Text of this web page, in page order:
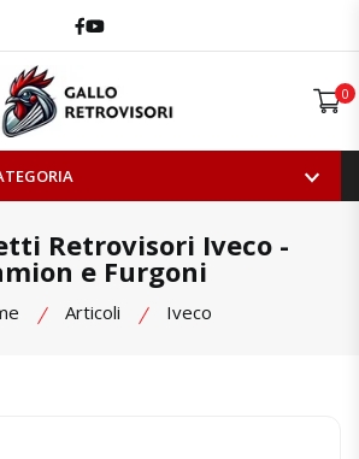
Facebook
Youtube
Open 0
Retrovisori Iveco -
e Furgoni
Articoli Iveco